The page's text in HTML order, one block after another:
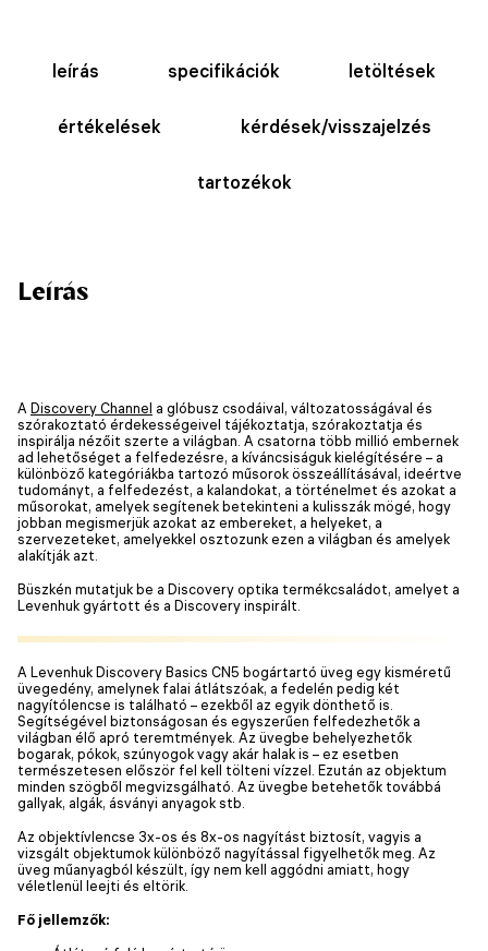
leírás specifikációk letöltések
értékelések kérdések/visszajelzés
tartozékok
Leírás
A Discovery Channel a glóbusz csodáival, változatosságával és
szórakoztató érdekességeivel tájékoztatja, szórakoztatja és
inspirálja nézőit szerte a világban. A csatorna több millió embernek
ad lehetőséget a felfedezésre, a kíváncsiságuk kielégítésére – a
különböző kategóriákba tartozó műsorok összeállításával, ideértve
tudományt, a felfedezést, a kalandokat, a történelmet és azokat a
műsorokat, amelyek segítenek betekinteni a kulisszák mögé, hogy
jobban megismerjük azokat az embereket, a helyeket, a
szervezeteket, amelyekkel osztozunk ezen a világban és amelyek
alakítják azt.
Büszkén mutatjuk be a Discovery optika termékcsaládot, amelyet a
Levenhuk gyártott és a Discovery inspirált.
A Levenhuk Discovery Basics CN5 bogártartó üveg egy kisméretű
üvegedény, amelynek falai átlátszóak, a fedelén pedig két
nagyítólencse is található – ezekből az egyik dönthető is.
Segítségével biztonságosan és egyszerűen felfedezhetők a
világban élő apró teremtmények. Az üvegbe behelyezhetők
bogarak, pókok, szúnyogok vagy akár halak is – ez esetben
természetesen először fel kell tölteni vízzel. Ezután az objektum
minden szögből megvizsgálható. Az üvegbe betehetők továbbá
gallyak, algák, ásványi anyagok stb.
Az objektívlencse 3x-os és 8x-os nagyítást biztosít, vagyis a
vizsgált objektumok különböző nagyítással figyelhetők meg. Az
üveg műanyagból készült, így nem kell aggódni amiatt, hogy
véletlenül leejti és eltörik.
Fő jellemzők: